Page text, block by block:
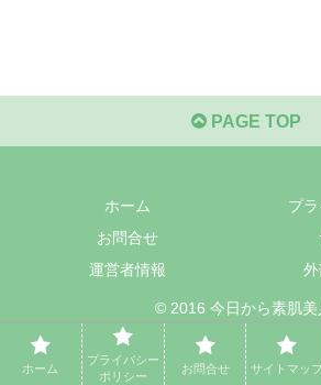
PAGE TOP
ホーム
プ
お問合せ
運営者情報
© 2016 今日から素肌美
ホーム
プライバシー
ポリシー
お問合せ サイトマッ